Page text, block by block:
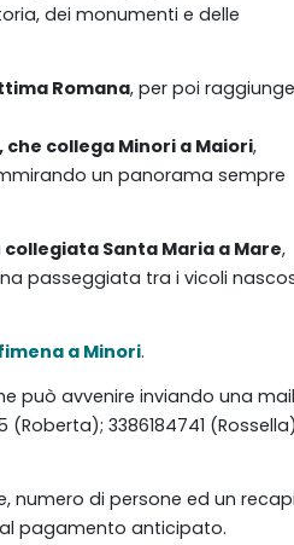
dei monumenti e delle
Romana, per poi
collega Minori a Maiori,
un panorama sempre
collegiata Santa Maria a Mare,
passeggiata tra i vicoli
a Minori.
può avvenire inviando una
3386184741
numero di persone ed un
pagamento anticipato.